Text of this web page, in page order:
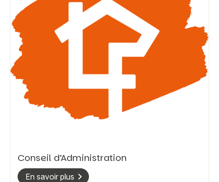
Conseil d’Administration
En savoir plus